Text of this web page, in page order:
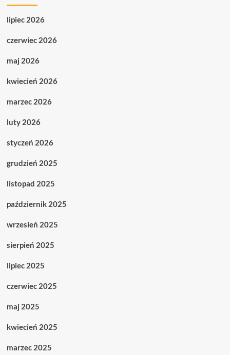
lipiec 2026
czerwiec 2026
maj 2026
kwiecień 2026
marzec 2026
luty 2026
styczeń 2026
grudzień 2025
listopad 2025
październik 2025
wrzesień 2025
sierpień 2025
lipiec 2025
czerwiec 2025
maj 2025
kwiecień 2025
marzec 2025